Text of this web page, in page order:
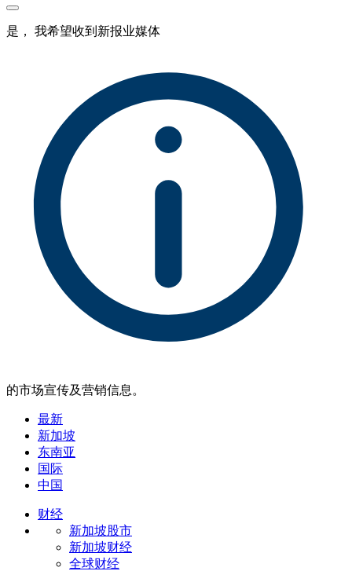
是， 我希望收到新报业媒体
的市场宣传及营销信息。
最新
新加坡
东南亚
国际
中国
财经
新加坡股市
新加坡财经
全球财经